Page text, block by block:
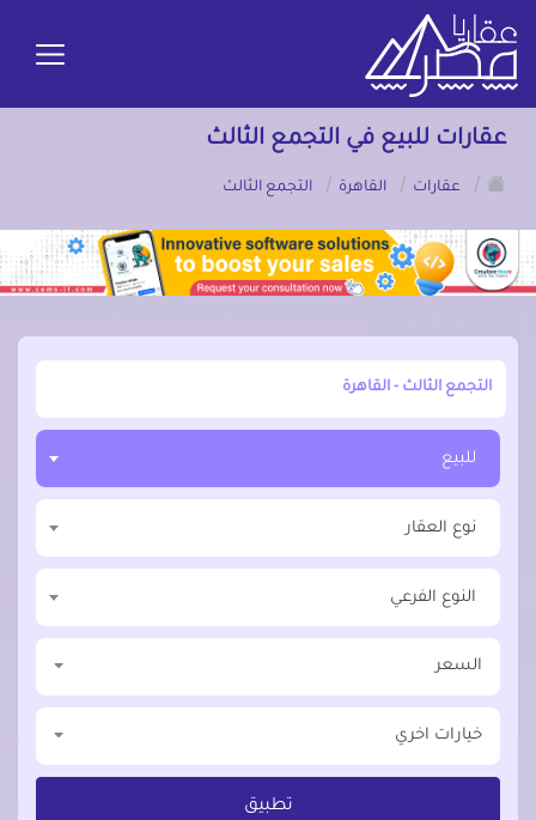
عقارات للبيع في التجمع الثالث
/
عقارات / القاهرة / التجمع الثالث
أبحث عن مدينة, محافظة, حي
للبيع
نوع العقار
النوع الفرعي
السعر
خيارات اخري
تطبيق